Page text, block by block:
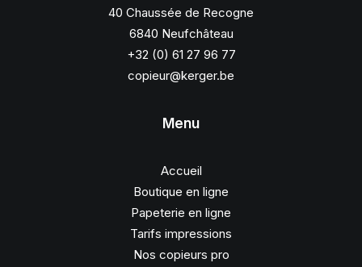
40 Chaussée de Recogne
6840 Neufchâteau
+32 (0) 61 27 96 77
copieur@kerger.be
Menu
Accueil
Boutique en ligne
Papeterie en ligne
Tarifs impressions
Nos copieurs pro